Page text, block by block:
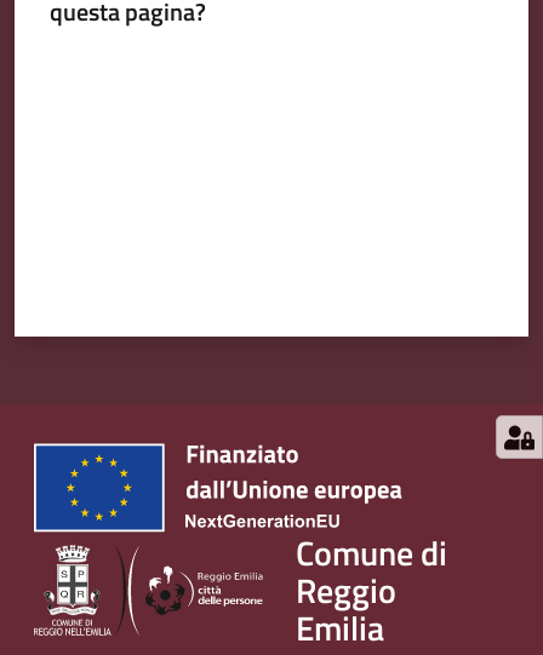
questa pagina?
Comune di
Reggio
Emilia